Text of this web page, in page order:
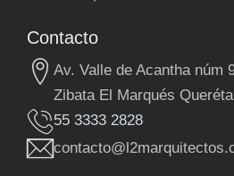
Contacto
Av. Valle de Acantha núm
Zibata El Marqués
55 3333 2828